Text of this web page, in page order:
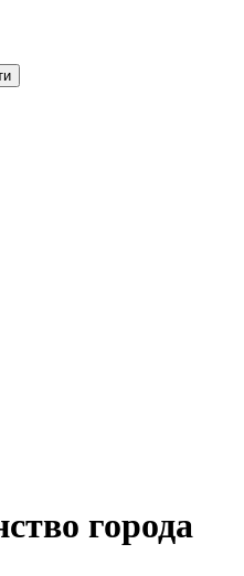
города